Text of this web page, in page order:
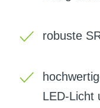
robuste
LED-Licht